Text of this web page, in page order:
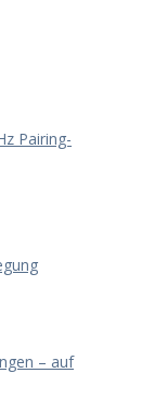
Pairing-
– auf